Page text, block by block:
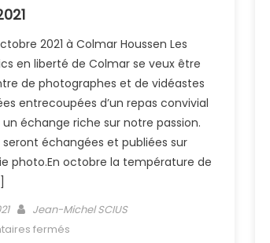
2021 à Colmar Houssen Les
en liberté de Colmar se veux être
de photographes et de vidéastes
entrecoupées d’un repas convivial
échange riche sur notre passion.
seront échangées et publiées sur
photo.En octobre la température de
Author
Jean-Michel SCIUS
fermés